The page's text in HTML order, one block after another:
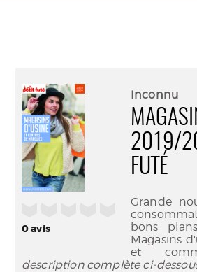
0avis
Inconnu
2019/
FUTÉ
Grande
bons
Magasins
et
description complète ci-